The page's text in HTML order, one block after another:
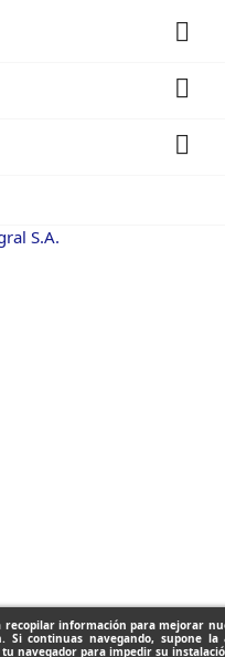
recopilar información para mejorar
Si continuas navegando, supone la
navegador para impedir su



S.A.